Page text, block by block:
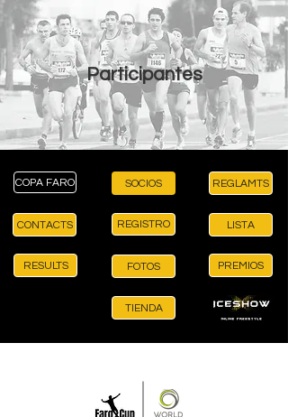
Participantes
COPA FARO
CONTACTS
RESULTS
SOCIOS
REGISTRO
FOTOS
REGLAMTS
LISTA
PREMIOS
TIENDA